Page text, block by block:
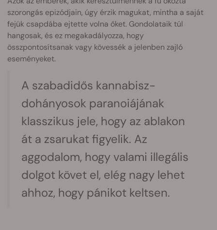
szorongás epizódjain, úgy érzik magukat, mintha a saját
fejük csapdába ejtette volna őket. Gondolataik túl
hangosak, és ez megakadályozza, hogy
összpontosítsanak vagy kövessék a jelenben zajló
eseményeket.
A szabadidős kannabisz-
dohányosok paranoiájának
klasszikus jele, hogy az ablakon
át a zsarukat figyelik. Az
aggodalom, hogy valami illegális
dolgot követ el, elég nagy lehet
ahhoz, hogy pánikot keltsen.